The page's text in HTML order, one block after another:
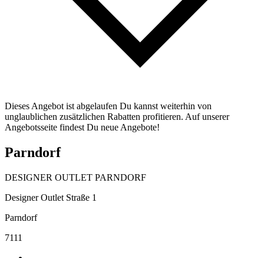
Dieses Angebot ist abgelaufen Du kannst weiterhin von
unglaublichen zusätzlichen Rabatten profitieren. Auf unserer
Angebotsseite findest Du neue Angebote!
Parndorf
DESIGNER OUTLET PARNDORF
Designer Outlet Straße 1
Parndorf
7111